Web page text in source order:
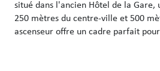
situé dans l'ancien Hôtel de la
250 mètres du centre-ville et 500
ascenseur offre un cadre parfait